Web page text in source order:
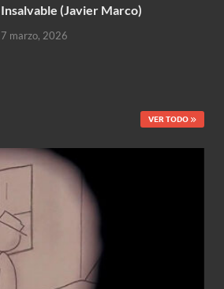
Insalvable (Javier Marco)
7 marzo, 2026
VER TODO